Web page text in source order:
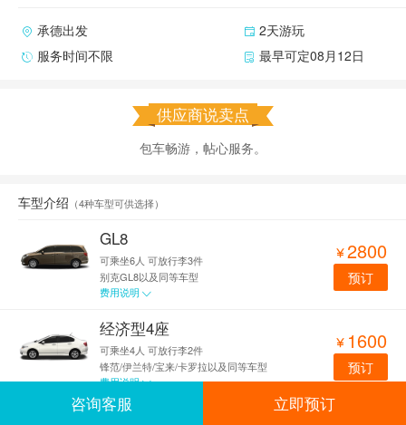
承德出发
2天游玩
服务时间不限
最早可定08月12日
供应商说卖点
包车畅游，帖心服务。
车型介绍 （4种车型可供选择）
GL8
可乘坐6人 可放行李3件
别克GL8以及同等车型
费用说明 
 2800
预订
经济型4座
可乘坐4人 可放行李2件
锋范/伊兰特/宝来/卡罗拉以及同等车型
费用说明
 1600
预订
舒适型15座
咨询客服 立即预订